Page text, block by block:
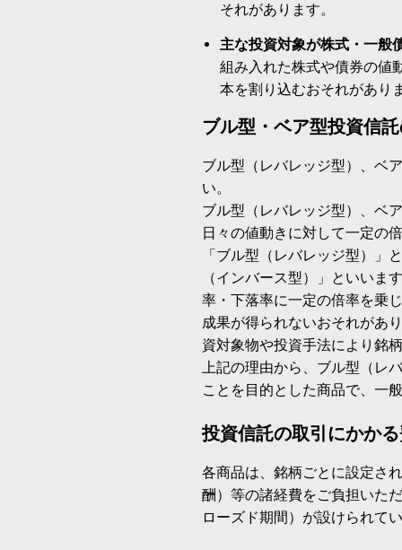
それがあります。
主な投資対象が株式・一般
組み入れた株式や債券の値
本を割り込むおそれがあり
ブル型・ベア型投資信
ブル型（レバレッジ型）、ベ
い。
ブル型（レバレッジ型）、ベ
日々の値動きに対して一定の
「ブル型（レバレッジ型）」
（インバース型）」といいま
率・下落率に一定の倍率を乗
成果が得られないおそれがあ
資対象物や投資手法により銘
上記の理由から、ブル型（レ
ことを目的とした商品で、一
投資信託の取引にかか
各商品は、銘柄ごとに設定さ
酬）等の諸経費をご負担いた
ローズド期間）が設けられて